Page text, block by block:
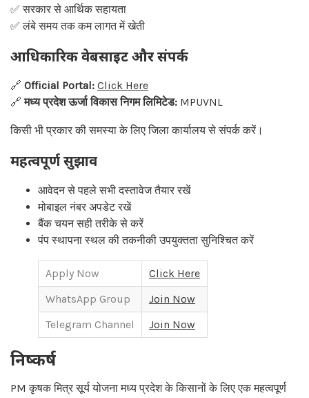
✅ सरकार से आर्थिक सहायता
✅ लंबे समय तक कम लागत में खेती
आधिकारिक वेबसाइट और संपर्क
🔗 Official Portal: Click Here
🔗मध्य प्रदेश ऊर्जा विकास निगम लिमिटेड: MPUVNL
किसी भी प्रकार की समस्या के लिए जिला कार्यालय से संपर्क करें।
महत्वपूर्ण सुझाव
आवेदन से पहले सभी दस्तावेज तैयार रखें
मोबाइल नंबर अपडेट रखें
बैंक चयन सही तरीके से करें
पंप स्थापना स्थल की तकनीकी उपयुक्तता सुनिश्चित करें
Apply Now
Click Here
WhatsApp Group
Join Now
Telegram Channel
Join Now
निष्कर्ष
PM कृषक मित्र सूर्य योजना मध्य प्रदेश के किसानों के लिए एक महत्वपूर्ण